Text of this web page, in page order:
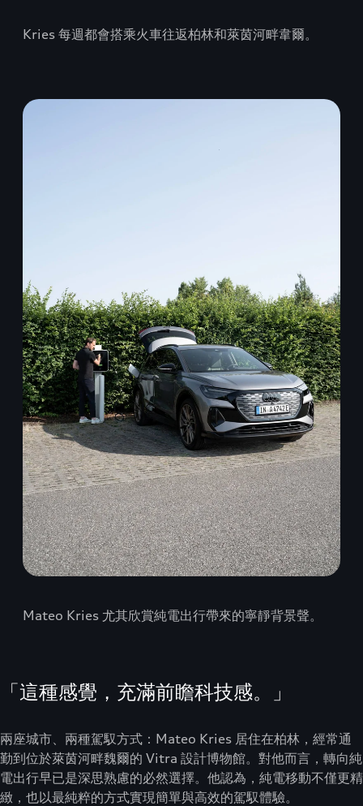
Kries 每週都會搭乘火車往返柏林和萊茵河畔韋爾。
Mateo Kries 尤其欣賞純電出行帶來的寧靜背景聲。
「這種感覺，充滿前瞻科技感。」
兩座城市、兩種駕馭方式：Mateo Kries 居住在柏林，經常通
勤到位於萊茵河畔魏爾的 Vitra 設計博物館。對他而言，轉向純
電出行早已是深思熟慮的必然選擇。他認為，純電移動不僅更精
緻，也以最純粹的方式實現簡單與高效的駕馭體驗。